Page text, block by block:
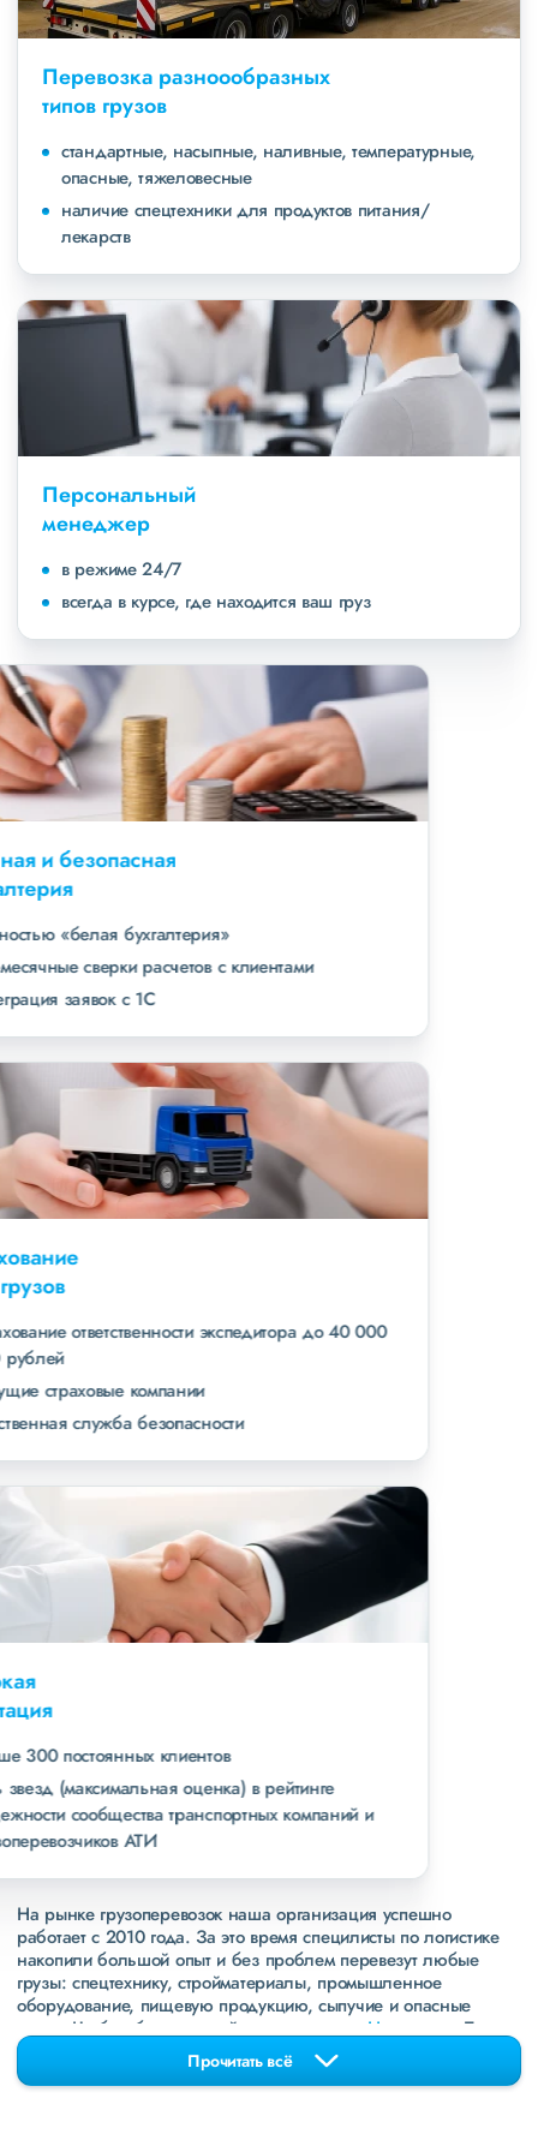
Перевозка разноообразных
типов грузов
стандартные, насыпные, наливные, температурные,
опасные, тяжеловесные
наличие спецтехники для продуктов питания/
лекарств
Персональный
менеджер
в режиме 24/7
всегда в курсе, где находится ваш груз
Удобная и безопасная
бухгалтерия
полностью «белая бухгалтерия»
ежемесячные сверки расчетов с клиентами
интеграция заявок с 1С
Страхование
всех грузов
страхование ответственности экспедитора до 40 000
000 рублей
ведущие страховые компании
собственная служба безопасности
репутация
свыше 300 постоянных клиентов
пять звезд (максимальная оценка) в рейтинге
надежности сообщества транспортных компаний и
грузоперевозчиков АТИ
На рынке грузоперевозок наша организация успешно
работает с 2010 года. За это время специлисты по логистике
накопили большой опыт и без проблем перевезут любые
грузы: спецтехнику, стройматериалы, промышленное
оборудование, пищевую продукцию, сыпучие и опасные
грузы. Чтобы убедиться зайдите в раздел
«Наш опыт»
. Там
свежие примеры перевозок, которые обновляются несколько
раз в неделю. Также недавно мы запустили новые
направления вДНРиЛНР. Предоставляем все стандартные
Прочитать всё